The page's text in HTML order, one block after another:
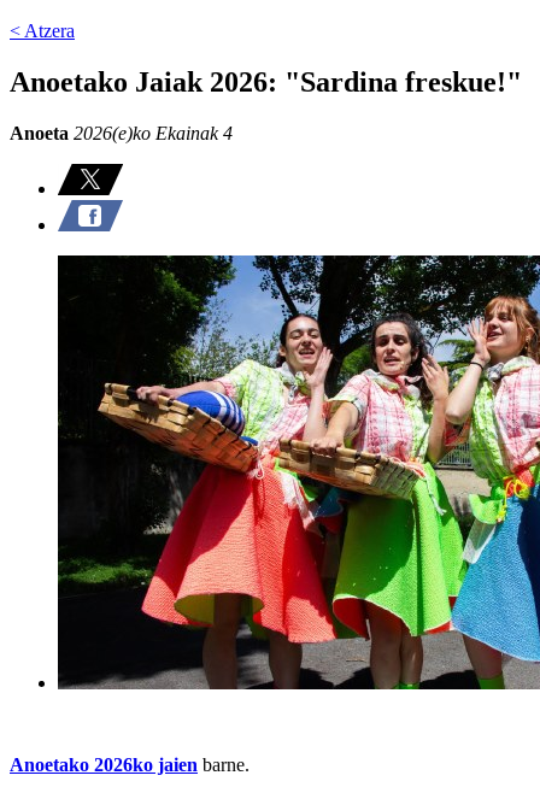
< Atzera
Anoetako Jaiak 2026: "Sardina freskue!"
Anoeta 2026(e)ko Ekainak 4
Anoetako 2026ko jaien barne.